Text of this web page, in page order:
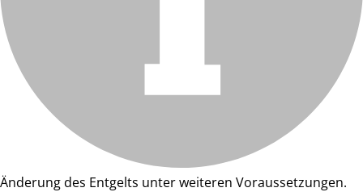
Änderung des Entgelts unter weiteren Voraussetzungen.